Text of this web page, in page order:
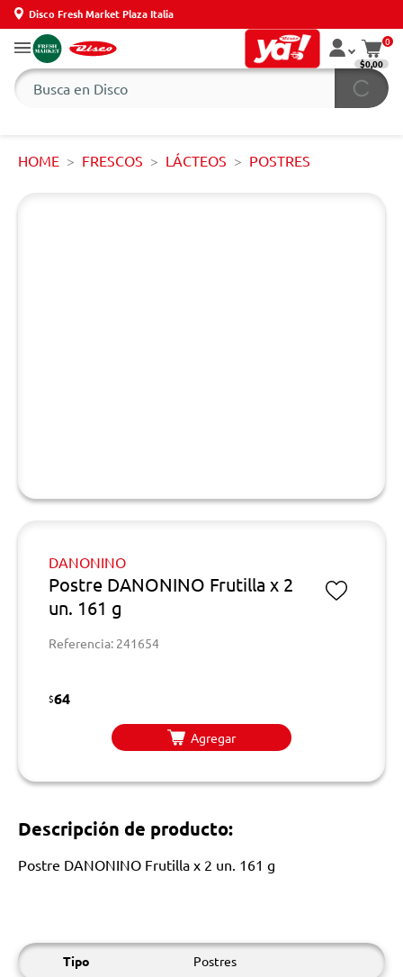
Disco Fresh Market Plaza Italia
0
$0,00
HOME FRESCOS LÁCTEOS POSTRES
DANONINO
Postre DANONINO Frutilla x 2
un. 161 g
Referencia: 241654
$64
Agregar
Descripción de producto:
Postre DANONINO Frutilla x 2 un. 161 g
Tipo Postres